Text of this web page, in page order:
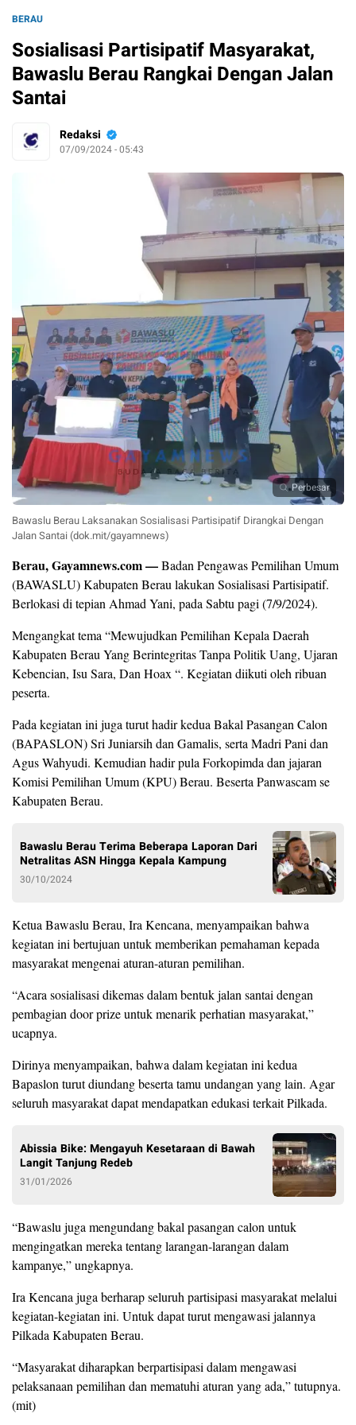
BERAU
Sosialisasi Partisipatif Masyarakat,
Bawaslu Berau Rangkai Dengan Jalan
Santai
Redaksi
07/09/2024 - 05:43
Perbesar
Bawaslu Berau Laksanakan Sosialisasi Partisipatif Dirangkai Dengan
Jalan Santai (dok.mit/gayamnews)
Berau, Gayamnews.com —Badan Pengawas Pemilihan Umum
(BAWASLU) Kabupaten Berau lakukan Sosialisasi Partisipatif.
Berlokasi di tepian Ahmad Yani, pada Sabtu pagi (7/9/2024).
Mengangkat tema “Mewujudkan Pemilihan Kepala Daerah
Kabupaten Berau Yang Berintegritas Tanpa Politik Uang, Ujaran
Kebencian, Isu Sara, Dan Hoax “. Kegiatan diikuti oleh ribuan
peserta.
Pada kegiatan ini juga turut hadir kedua Bakal Pasangan Calon
(BAPASLON) Sri Juniarsih dan Gamalis, serta Madri Pani dan
Agus Wahyudi. Kemudian hadir pula Forkopimda dan jajaran
Komisi Pemilihan Umum (KPU) Berau. Beserta Panwascam se
Kabupaten Berau.
Bawaslu Berau Terima Beberapa Laporan Dari
Netralitas ASN Hingga Kepala Kampung
30/10/2024
Ketua Bawaslu Berau, Ira Kencana, menyampaikan bahwa
kegiatan ini bertujuan untuk memberikan pemahaman kepada
masyarakat mengenai aturan-aturan pemilihan.
“Acara sosialisasi dikemas dalam bentuk jalan santai dengan
pembagian door prize untuk menarik perhatian masyarakat,”
ucapnya.
Dirinya menyampaikan, bahwa dalam kegiatan ini kedua
Bapaslon turut diundang beserta tamu undangan yang lain. Agar
seluruh masyarakat dapat mendapatkan edukasi terkait Pilkada.
Abissia Bike: Mengayuh Kesetaraan di Bawah
Langit Tanjung Redeb
31/01/2026
“Bawaslu juga mengundang bakal pasangan calon untuk
mengingatkan mereka tentang larangan-larangan dalam
kampanye,” ungkapnya.
Ira Kencana juga berharap seluruh partisipasi masyarakat melalui
kegiatan-kegiatan ini. Untuk dapat turut mengawasi jalannya
Pilkada Kabupaten Berau.
“Masyarakat diharapkan berpartisipasi dalam mengawasi
pelaksanaan pemilihan dan mematuhi aturan yang ada,” tutupnya.
(mit)